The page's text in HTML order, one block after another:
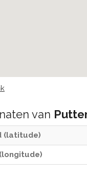
van
(latitude)